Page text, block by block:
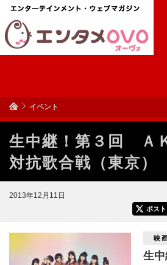
イベント
生中継！第３回 Ａ
対抗歌合戦（東京）
2013年12月11日
ポスト
映
生